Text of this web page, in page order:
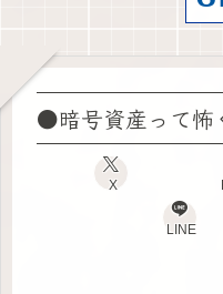
●暗号資産って
X
LINE